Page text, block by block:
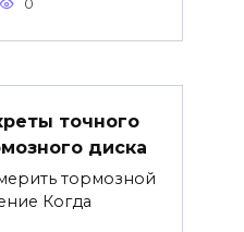
0
точного
диска
тормозной
Когда